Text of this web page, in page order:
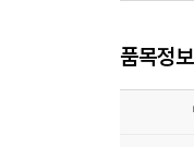
품목정보